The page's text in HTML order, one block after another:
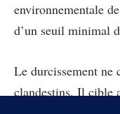
environnementale
d’un seuil minimal
Le durcissement ne
clandestins. Il cible